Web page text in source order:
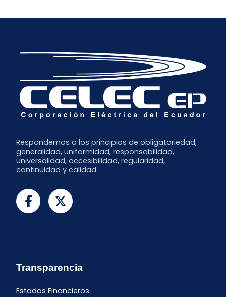
Respondemos a los principios de obligatoriedad,
generalidad, uniformidad, responsabilidad,
universalidad, accesibilidad, regularidad,
continuidad y calidad.
Transparencia
Estados Financieros